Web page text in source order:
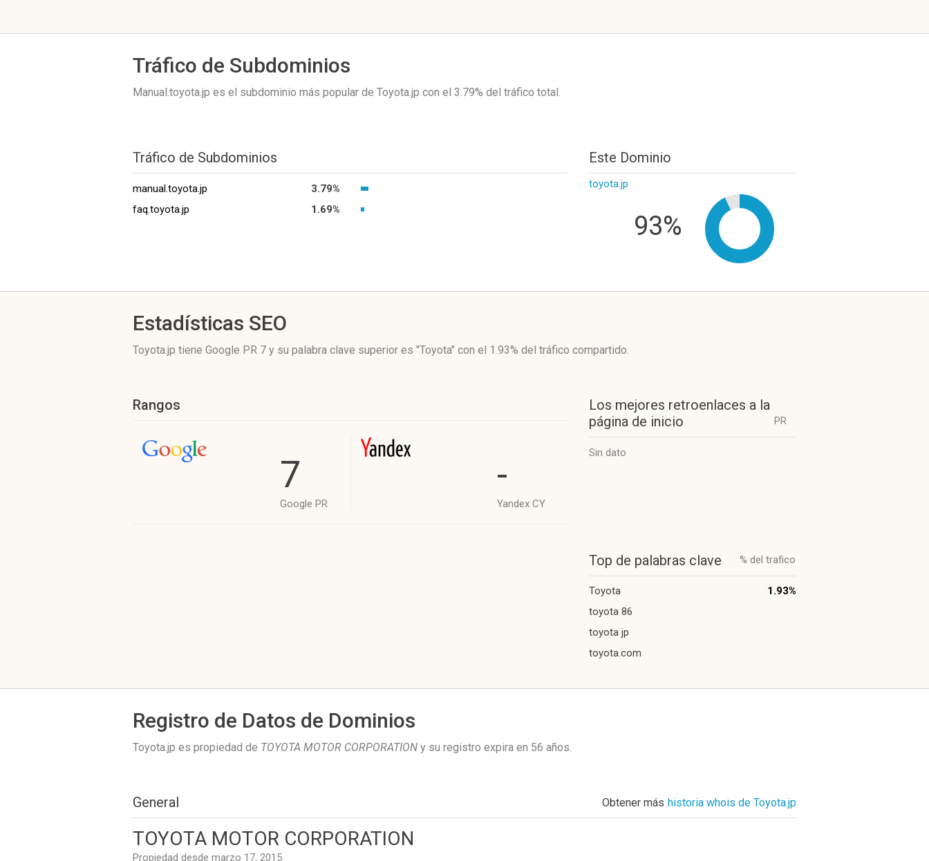
Tráfico de Subdominios
Manual.toyota.jp es el subdominio más popular de Toyota.jp con el 3.79% del tráfico total.
Tráfico de Subdominios
manual.toyota.jp
3.79%
faq.toyota.jp
1.69%
Este Dominio
toyota.jp
93%
Estadísticas SEO
Toyota.jp tiene Google PR 7 y su palabra clave superior es "Toyota" con el 1.93% del tráfico compartido.
Rangos
7
Google PR
-
Yandex CY
Los mejores retroenlaces a la
página de inicio
PR
Sin dato
Top de palabras clave % del trafico
Toyota
1.93%
toyota 86
toyota jp
toyota.com
Registro de Datos de Dominios
Toyota.jp es propiedad de TOYOTA MOTOR CORPORATION y su registro expira en 56 años.
General Obtener más historia whois de Toyota.jp
TOYOTA MOTOR CORPORATION
Propiedad desde marzo 17, 2015